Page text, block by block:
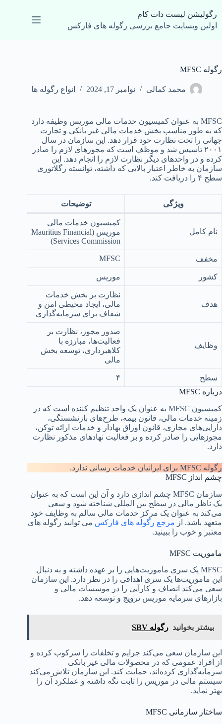
به
محتوا
رگولیشن لیست دات کام
اولین وبسایت جامع بررسی رگوله های فارکس
رگوله MFSC
محمد کمالی نوامبر 17, 2024 انواع رگوله ها
MFSC به عنوان کمیسیون خدمات مالی موریس وظیفه دارد
که به طور مناسب بخش خدمات مالی غیر بانکی و تجارت
جهانی را تحت نظارت خود قرار دهد. این سازمان در سال
۲۰۰۱ تاسیس شد و موظف است که مجوزهای لازم را صادر
کرده و در واحدهای دیگر نظارت لازم را انجام دهد. این
سازمان به خاطر اعتبار بالایی که داشته، توانسته رگلاتوری
سطح ۴ را دریافت کند.
ویژگی توضیحات
نام کامل
کمیسیون خدمات مالی
موریس (Mauritius Financial
Services Commission)
مخفف MFSC
کشور موریس
هدف
نظارت بر بخش خدمات
مالی، ایجاد محیطی امن و
شفاف برای سرمایه‌گذاری
وظایف
صدور مجوز، نظارت بر
فعالیت‌ها، مبارزه با
کلاهبرداری، توسعه بخش
مالی
سطح
۴
درباره MFSC
کمیسیون MFSC به عنوان یک واحد تنظیم کننده‌ است که در
زمینه خدمات مالی، قانون بیمه، طرح‌های بازنشستگی،
دارایی‌های مجازی، قانون اوراق بهادار و خدمات ارائه توکن،
مجوزهایی را صادر کرده و بر فعالیت نهادهای مذکور نظارت
دارد.
رگوله MFSC برای ایرانیان خدمات رسانی ندارد.
چشم انداز MFSC
سازمان MFSC چشم اندازی دارد و آن این است که به عنوان
یک ناظر مالی در سطح بین المللی شناخته شود و سعی
می‌کند به عنوان یک مرکز خدمات مالی سالم به وظایف خود
متعهد باشد. از مرجع رگوله های فارکس می توانید رگوله های
معتبر و خوب را ببینید.
ماموریت MFSC
MFSC یک سری ماموریت‌هایی را بر عهده داشته و به دنبال
این ماموریت‌ها یک سری اهدافی را در نظر دارد. این سازمان
سعی می‌کند انصاف و کارآیی را در موسسات مالی و
بازارهای سرمایه موریس ترویج و توسعه دهد.
بیشتر بخوانید رگوله SBV
این سازمان سعی می‌کند جرایم و تخلفات را سرکوب کرده و
از افراد عمومی که در محصولات مالی غیر بانکی
سرمایه‌گذاری کرده‌اند، حمایت کند. این سازمان تلاش می‌کند
سیستم مالی در موریس را ثابت نگه داشته و عملکرد آن را
بهتر نماید.
ساختار سازمانی MFSC